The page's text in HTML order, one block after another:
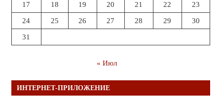
17 18 19 20 21 22 23
24 25 26 27 28 29 30
31
« Июл
ИНТЕРНЕТ-ПРИЛОЖЕНИЕ